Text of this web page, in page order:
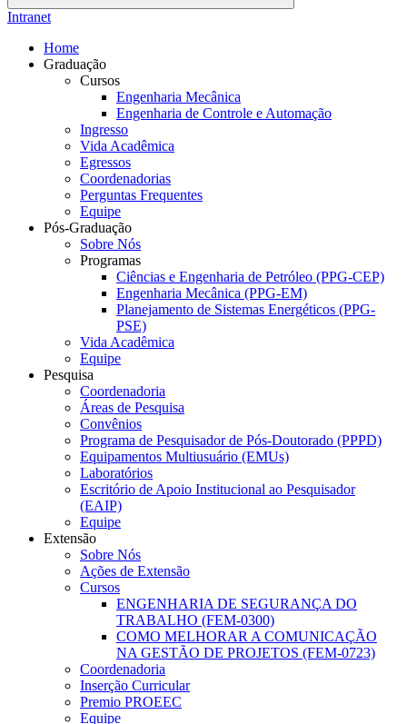
Buscar
Intranet
Home
Graduação
Cursos
Engenharia Mecânica
Engenharia de Controle e Automação
Ingresso
Vida Acadêmica
Egressos
Coordenadorias
Perguntas Frequentes
Equipe
Pós-Graduação
Sobre Nós
Programas
Ciências e Engenharia de Petróleo (PPG-CEP)
Engenharia Mecânica (PPG-EM)
Planejamento de Sistemas Energéticos (PPG-
PSE)
Vida Acadêmica
Equipe
Pesquisa
Coordenadoria
Áreas de Pesquisa
Convênios
Programa de Pesquisador de Pós-Doutorado (PPPD)
Equipamentos Multiusuário (EMUs)
Laboratórios
Escritório de Apoio Institucional ao Pesquisador
(EAIP)
Equipe
Extensão
Sobre Nós
Ações de Extensão
Cursos
ENGENHARIA DE SEGURANÇA DO
TRABALHO (FEM-0300)
COMO MELHORAR A COMUNICAÇÃO
NA GESTÃO DE PROJETOS (FEM-0723)
Coordenadoria
Inserção Curricular
Premio PROEEC
Equipe